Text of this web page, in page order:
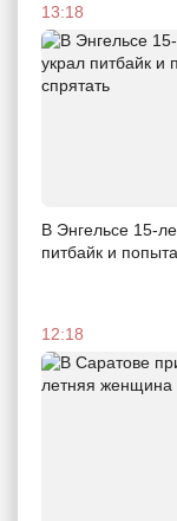
13:18
В Энгельсе 15-
питбайк и
12:18